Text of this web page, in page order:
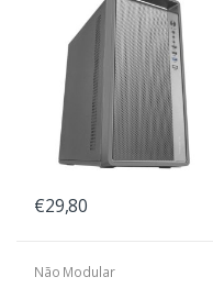
€29,80
Não Modular